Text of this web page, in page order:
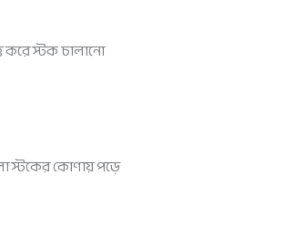
করে স্টক চালানো
স্টকের কোণায় পড়ে